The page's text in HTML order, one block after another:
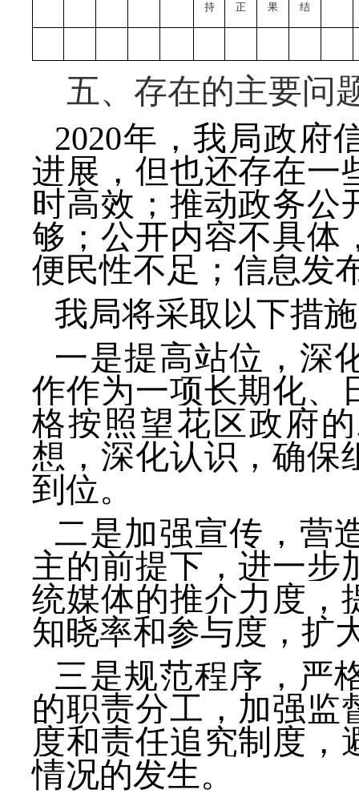
持
正
果
结
五、存在的主要问
2020年，我局政府
进展，但也还存在一
时高效；推动政务公
够；公开内容不具体
便民性不足；信息发
我局将采取以下措
一是提高站位，深
作作为一项长期化、
格按照望花区政府
想，深化认识，确保
到位。
二是加强宣传，营
主的前提下，进一步
统媒体的推介力度，
知晓率和参与度，扩
三是规范程序，严
的职责分工，加强监
度和责任追究制度，
情况的发生。